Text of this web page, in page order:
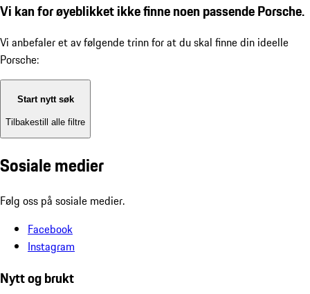
Vi kan for øyeblikket ikke finne noen passende Porsche.
Vi anbefaler et av følgende trinn for at du skal finne din ideelle
Porsche:
Start nytt søk
Tilbakestill alle filtre
Sosiale medier
Følg oss på sosiale medier.
Facebook
Instagram
Nytt og brukt